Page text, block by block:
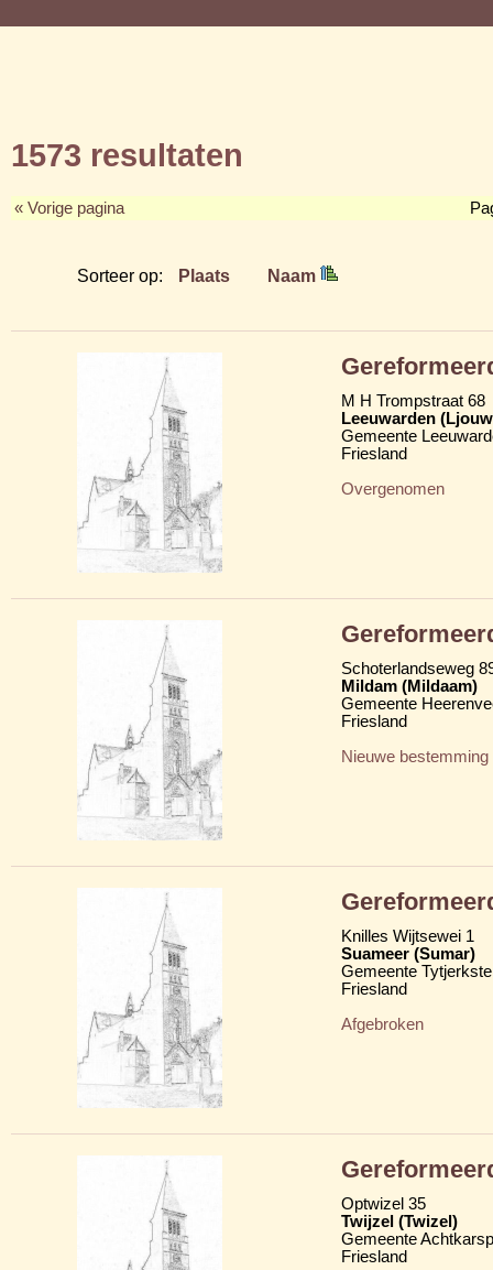
1573 resultaten
« Vorige pagina
Sorteer op: Plaats Naam
M H Trompstraat 68
Leeuwarden
Gemeente
Friesland
Overgenomen
Schoterlandseweg
Mildam (Mildaam)
Gemeente
Friesland
Nieuwe bestemming
Knilles Wijtsewei 1
Suameer (Sumar)
Gemeente
Friesland
Afgebroken
Optwizel 35
Twijzel (Twizel)
Gemeente
Friesland